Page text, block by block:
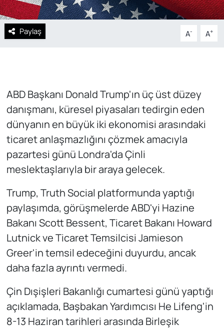
Paylaş A- A+
ABD Başkanı Donald Trump'ın üç üst düzey
danışmanı, küresel piyasaları tedirgin eden
dünyanın en büyük iki ekonomisi arasındaki
ticaret anlaşmazlığını çözmek amacıyla
pazartesi günü Londra'da Çinli
meslektaşlarıyla bir araya gelecek.
Trump, Truth Social platformunda yaptığı
paylaşımda, görüşmelerde ABD'yi Hazine
Bakanı Scott Bessent, Ticaret Bakanı Howard
Lutnick ve Ticaret Temsilcisi Jamieson
Greer'in temsil edeceğini duyurdu, ancak
daha fazla ayrıntı vermedi.
Çin Dışişleri Bakanlığı cumartesi günü yaptığı
açıklamada, Başbakan Yardımcısı He Lifeng'in
8-13 Haziran tarihleri arasında Birleşik